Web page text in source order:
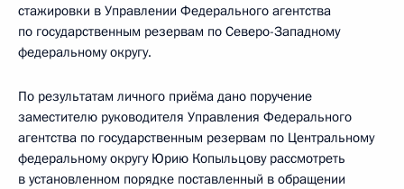
стажировки в Управлении Федерального агентства
по государственным резервам по Северо-Западному
федеральному округу.
По результатам личного приёма дано поручение
заместителю руководителя Управления Федерального
агентства по государственным резервам по Центральному
федеральному округу Юрию Копыльцову рассмотреть
в установленном порядке поставленный в обращении